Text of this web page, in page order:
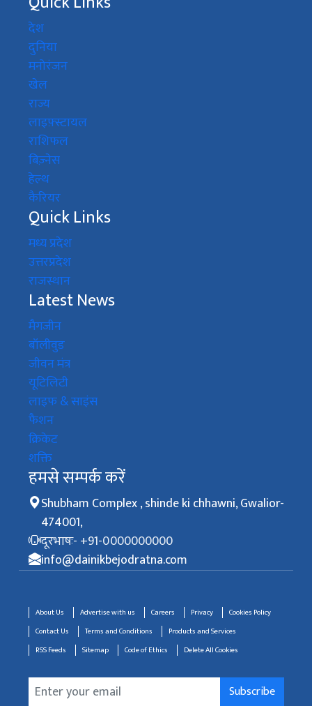
देश
दुनिया
मनोरंजन
खेल
राज्य
लाइफ़्स्टायल
राशिफल
बिज़्नेस
हेल्थ
कैरियर
Quick Links
मध्य प्रदेश
उत्तरप्रदेश
राजस्थान
Latest News
मैगजीन
बॉलीवुड
जीवन मंत्र
यूटिलिटी
लाइफ & साइंस
फैशन
क्रिकेट
शक्ति
हमसे सम्पर्क करें
Shubham Complex , shinde ki chhawni, Gwalior-
474001,
दूरभाषः- +91-0000000000
info@dainikbejodratna.com
About Us Advertise with us Careers Privacy
Cookies Policy
Contact Us
Terms and Conditions
Products and Services
RSS Feeds
Sitemap Code of Ethics Delete All Cookies
Subscribe